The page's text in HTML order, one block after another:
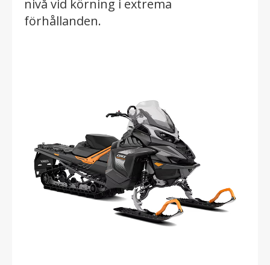
nivå vid körning i extrema
förhållanden.